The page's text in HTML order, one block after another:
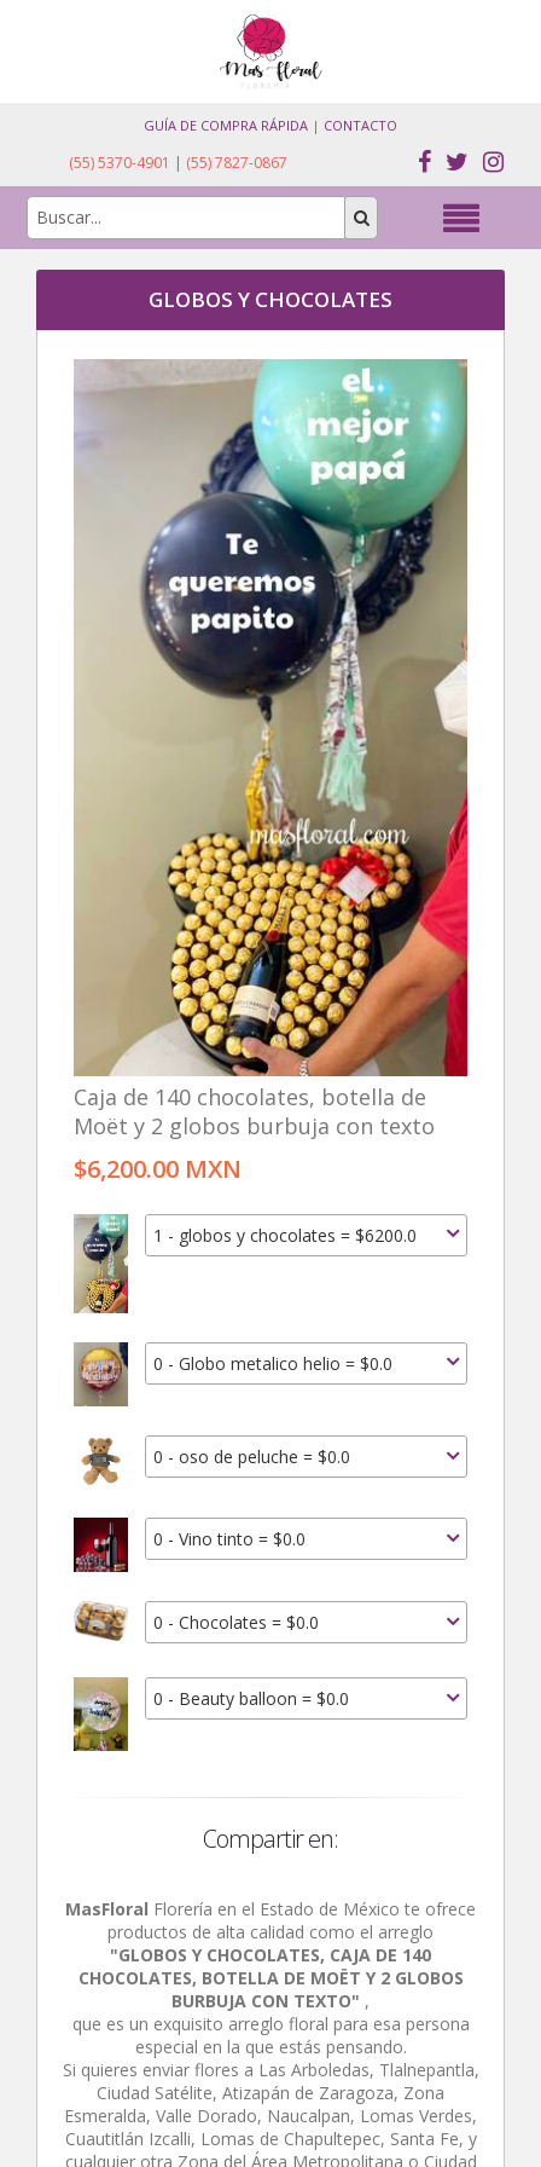
GUÍA DE COMPRA RÁPIDA | CONTACTO
(55) 5370-4901 | (55) 7827-0867
GLOBOS Y CHOCOLATES
Caja de 140 chocolates, botella de
Moët y 2 globos burbuja con texto
$6,200.00 MXN
1 - globos y chocolates = $6200.0
0 - Globo metalico helio = $0.0
0 - oso de peluche = $0.0
0 - Vino tinto = $0.0
0 - Chocolates = $0.0
0 - Beauty balloon = $0.0
Compartir en:
MasFloral Florería en el Estado de México te ofrece
productos de alta calidad como el arreglo
"GLOBOS Y CHOCOLATES, CAJA DE 140
CHOCOLATES, BOTELLA DE MOËT Y 2 GLOBOS
BURBUJA CON TEXTO" ,
que es un exquisito arreglo floral para esa persona
especial en la que estás pensando.
Si quieres enviar flores a Las Arboledas, Tlalnepantla,
Ciudad Satélite, Atizapán de Zaragoza, Zona
Esmeralda, Valle Dorado, Naucalpan, Lomas Verdes,
Cuautitlán Izcalli, Lomas de Chapultepec, Santa Fe, y
cualquier otra Zona del Área Metropolitana o Ciudad